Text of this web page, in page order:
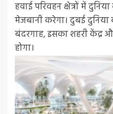
हवाई परिवहन क्षेत्रों में
मेजबानी करेगा। दुबई दुनिया
बंदरगाह, इसका शहरी केंद्र
होगा।